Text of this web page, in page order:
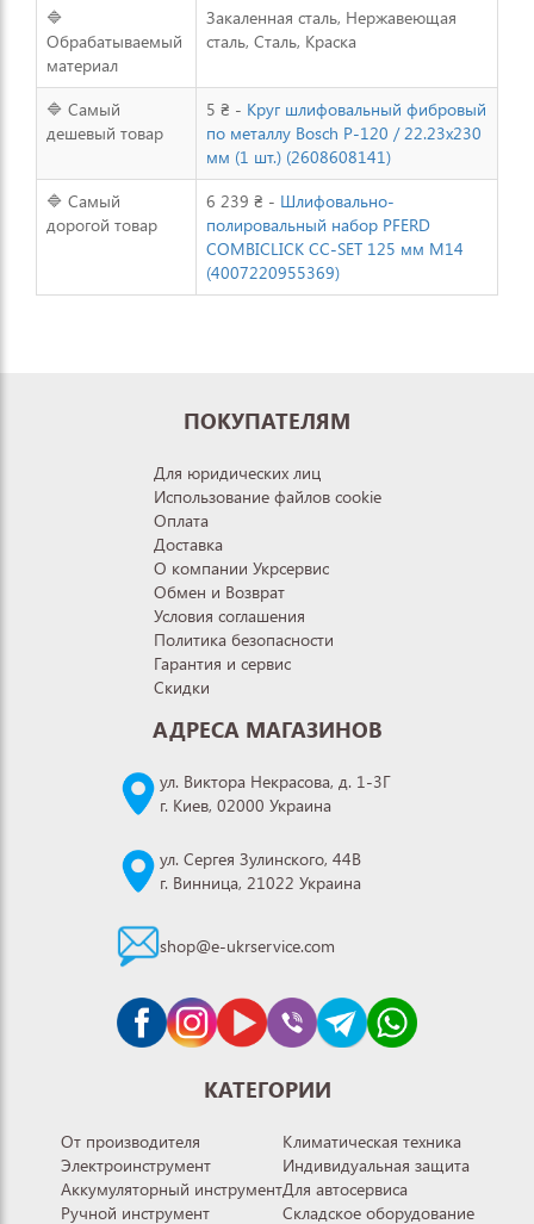
🔷
Обрабатываемый
материал
Закаленная сталь, Нержавеющая
сталь, Сталь, Краска
🔷 Самый
дешевый товар
5 ₴ - Круг шлифовальный фибровый
по металлу Bosch P-120 / 22.23x230
мм (1 шт.) (2608608141)
🔷 Самый
дорогой товар
6 239 ₴ - Шлифовально-
полировальный набор PFERD
COMBICLICK CC-SET 125 мм M14
(4007220955369)
ПОКУПАТЕЛЯМ
Для юридических лиц
Использование файлов cookie
Оплата
Доставка
О компании Укрсервис
Обмен и Возврат
Условия соглашения
Политика безопасности
Гарантия и сервис
Скидки
АДРЕСА МАГАЗИНОВ
ул. Виктора Некрасова, д. 1-3Г
г. Киев, 02000 Украина
ул. Сергея Зулинского, 44В
г. Винница, 21022 Украина
shop@e-ukrservice.com
КАТЕГОРИИ
От производителя
Электроинструмент
Аккумуляторный инструмент
Ручной инструмент
Климатическая техника
Индивидуальная защита
Для автосервиса
Складское оборудование